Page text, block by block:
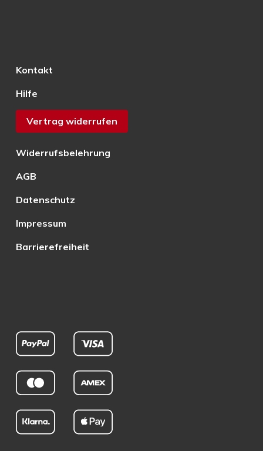
Kontakt
Hilfe
Vertrag widerrufen
Widerrufsbelehrung
AGB
Datenschutz
Impressum
Barrierefreiheit